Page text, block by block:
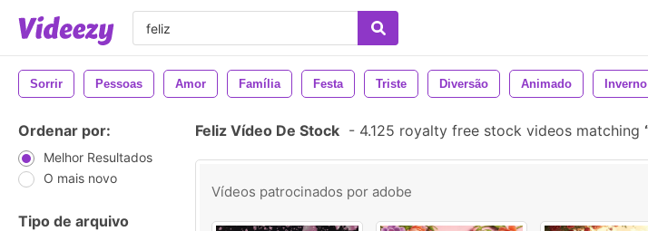
Sorrir Pessoas Amor Família Festa Triste Diversão Animado Inverno
Ordenar por:
Melhor Resultados
O mais novo
Tipo de arquivo
Feliz Vídeo De Stock - 4.125 royalty free stock videos matching
Vídeos patrocinados por adobe